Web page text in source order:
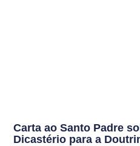
Carta ao Santo Padre
Dicastério para a